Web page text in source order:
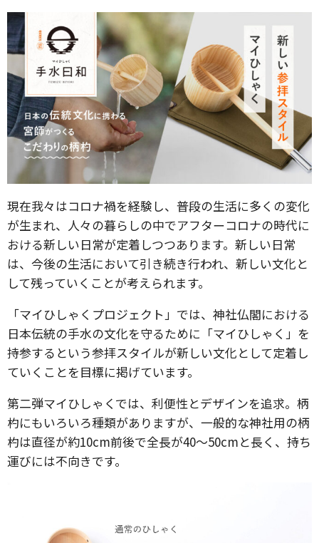
現在我々はコロナ禍を経験し、普段の生活に多くの変化
が生まれ、人々の暮らしの中でアフターコロナの時代に
おける新しい日常が定着しつつあります。新しい日常
は、今後の生活において引き続き行われ、新しい文化と
して残っていくことが考えられます。
「マイひしゃくプロジェクト」では、神社仏閣における
日本伝統の手水の文化を守るために「マイひしゃく」を
持参するという参拝スタイルが新しい文化として定着し
ていくことを目標に掲げています。
第二弾マイひしゃくでは、利便性とデザインを追求。柄
杓にもいろいろ種類がありますが、一般的な神社用の柄
杓は直径が約10cm前後で全長が40〜50cmと長く、持ち
運びには不向きです。